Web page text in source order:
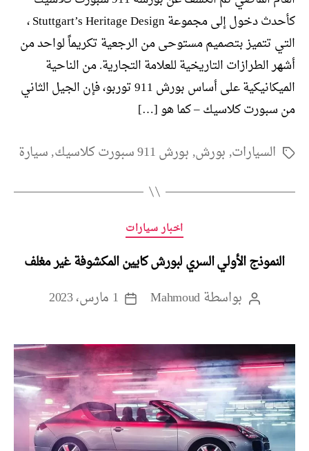
كأحدث دخول إلى مجموعة Stuttgart’s Heritage Design ،
التي تتميز بتصميم مستوحى من الرجعية تكريماً لواحد من
أشهر الطرازات التاريخية للعلامة التجارية. من الناحية
الميكانيكية على أساس بورش 911 توربو، فإن الجيل الثاني
من سبورت كلاسيك – كما هو […]
الوسومالسيارات,بورش,بورش 911 سبورت كلاسيك ,سيارة
التصنيفات
اخبار سيارات
النموذج الأولي السري لبورش كايين المكشوفة غير مغلف
كاتببواسطةMahmoud
تاريخ
1 مارس، 2023